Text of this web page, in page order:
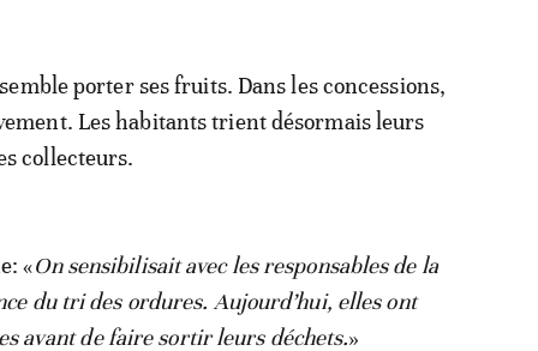
porter ses fruits. Dans les concessions,
Les habitants trient désormais leurs
collecteurs.
«On sensibilisait avec les responsables de la
du tri des ordures. Aujourd’hui, elles ont
avant de faire sortir leurs déchets.»